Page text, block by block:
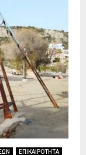
ΕΠΙΚΑΙΡΟΤΗΤΑ